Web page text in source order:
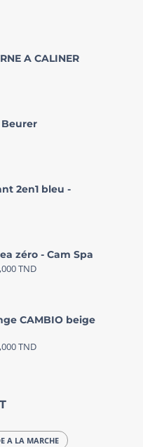
A CALINER
2en1 bleu -
zéro - Cam Spa
TND
CAMBIO beige
TND
A LA MARCHE